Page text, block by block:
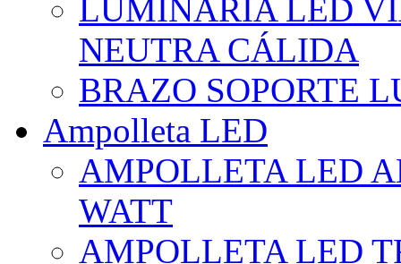
LUMINARIA LED
NEUTRA CÁLIDA
BRAZO SOPORTE
Ampolleta LED
AMPOLLETA LED
WATT
AMPOLLETA LED